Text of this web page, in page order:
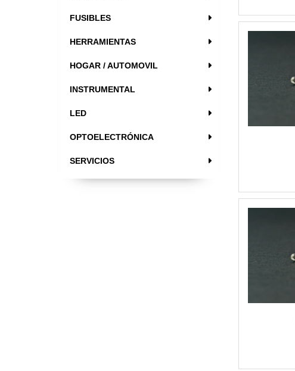
FUSIBLES
HERRAMIENTAS
HOGAR / AUTOMOVIL
INSTRUMENTAL
LED
OPTOELECTRÓNICA
SERVICIOS